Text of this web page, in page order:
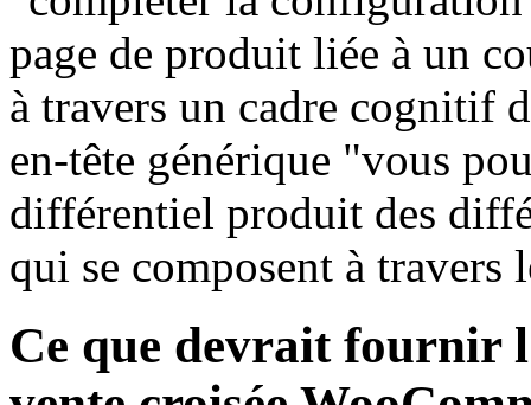
page de produit liée à un
à travers un cadre cognitif
en-tête générique "vous
différentiel produit des
qui se composent à travers
Ce que devrait fournir